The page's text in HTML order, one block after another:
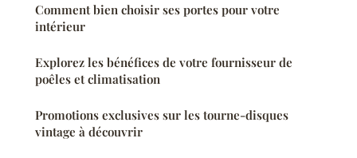
Comment bien choisir ses portes pour votre
intérieur
Explorez les bénéfices de votre fournisseur de
poêles et climatisation
Promotions exclusives sur les tourne-disques
vintage à découvrir